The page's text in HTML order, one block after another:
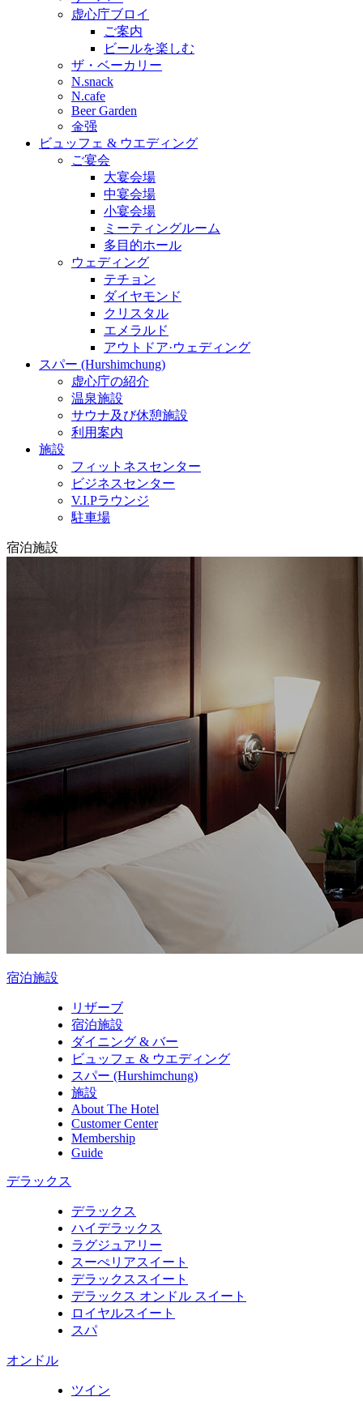
虚心庁ブロイ
ご案内
ビールを楽しむ
ザ・ベーカリー
N.snack
N.cafe
Beer Garden
金强
ビュッフェ & ウエディング
ご宴会
大宴会場
中宴会場
小宴会場
ミーティングルーム
多目的ホール
ウェディング
テチョン
ダイヤモンド
クリスタル
エメラルド
アウトドア·ウェディング
スパー (Hurshimchung)
虚心庁の紹介
温泉施設
サウナ及び休憩施設
利用案内
施設
フィットネスセンター
ビジネスセンター
V.I.Pラウンジ
駐車場
宿泊施設
宿泊施設
リザーブ
宿泊施設
ダイニング & バー
ビュッフェ & ウエディング
スパー (Hurshimchung)
施設
About The Hotel
Customer Center
Membership
Guide
デラックス
デラックス
ハイデラックス
ラグジュアリー
スーぺリアスイート
デラックススイート
デラックス オンドル スイート
ロイヤルスイート
スパ
オンドル
ツイン